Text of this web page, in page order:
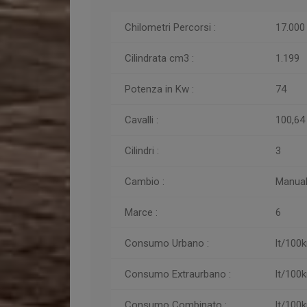
Chilometri Percorsi : 17.000
Cilindrata cm3 : 1.199
Potenza in Kw : 74
Cavalli : 100,64
Cilindri : 3
Cambio :
Marce : 6
Consumo Urbano : lt/
Consumo Extraurbano : lt/